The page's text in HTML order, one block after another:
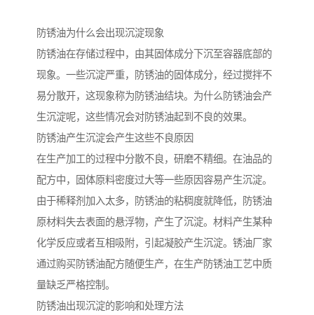
防锈油为什么会出现沉淀现象
防锈油在存储过程中，由其固体成分下沉至容器底部的
现象。一些沉淀严重，防锈油的固体成分，经过搅拌不
易分散开，这现象称为防锈油结块。为什么防锈油会产
生沉淀呢，这些情况会对防锈油起到不良的效果。
防锈油产生沉淀会产生这些不良原因
在生产加工的过程中分散不良，研磨不精细。在油品的
配方中，固体原料密度过大等一些原因容易产生沉淀。
由于稀释剂加入太多，防锈油的粘稠度就降低，防锈油
原材料失去表面的悬浮物，产生了沉淀。材料产生某种
化学反应或者互相吸附，引起凝胶产生沉淀。锈油厂家
通过购买防锈油配方随便生产，在生产防锈油工艺中质
量缺乏严格控制。
防锈油出现沉淀的影响和处理方法